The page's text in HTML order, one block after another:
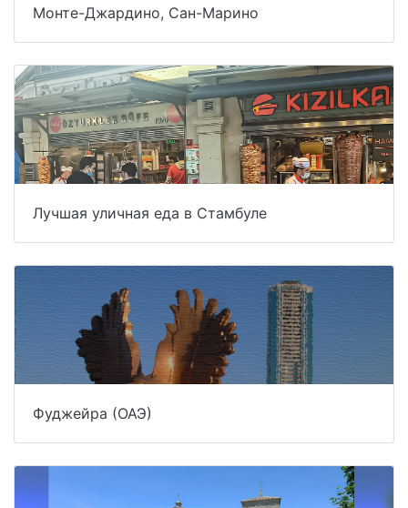
Монте-Джардино, Сан-Марино
Лучшая уличная еда в Стамбуле
Фуджейра (ОАЭ)